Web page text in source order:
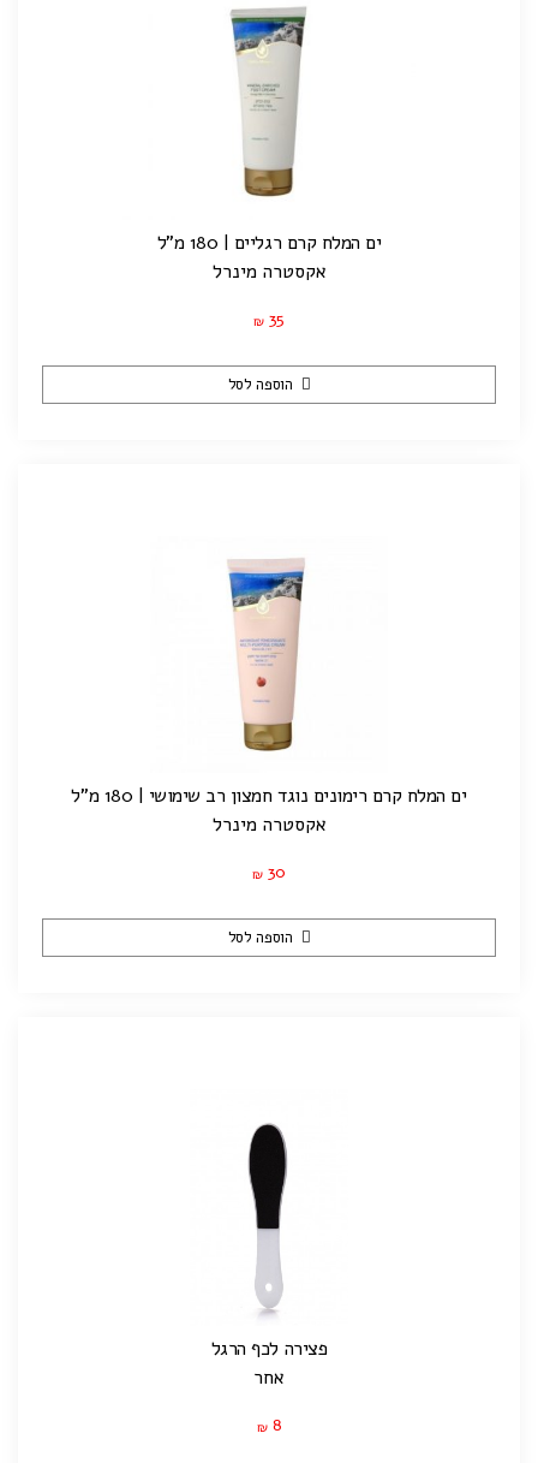
ים המלח קרם רגליים | 180 מ"ל
אקסטרה מינרל
₪ 35
הוספה לסל
ים המלח קרם רימונים נוגד חמצון רב שימושי | 180 מ"ל
אקסטרה מינרל
₪ 30
הוספה לסל
פצירה לכף הרגל
אחר
₪ 8